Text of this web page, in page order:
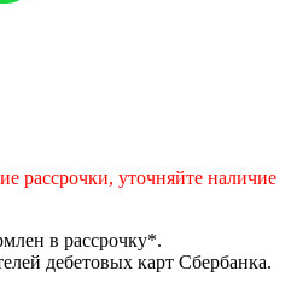
рассрочки, уточняйте наличие
в рассрочку*.
дебетовых карт Сбербанка.